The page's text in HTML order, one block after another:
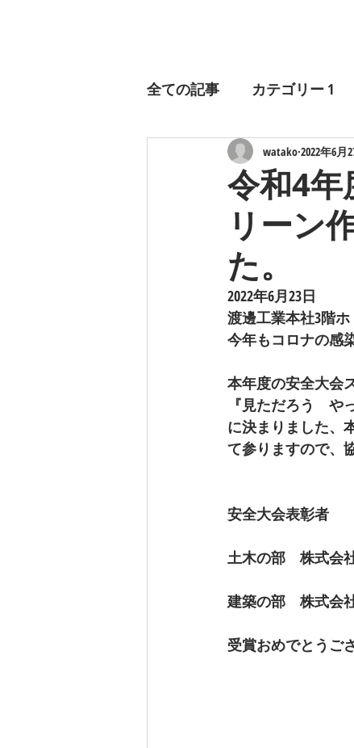
全ての記事 カテゴリー 1
令和4年
リーン
た。
watako 2022年6月
2022年6月23日
渡邊工業本社3階
今年もコロナの感
本年度の安全大会
『見ただろう　や
に決まりました、
て参りますので、
安全大会表彰者
土木の部　株式会
建築の部　株式会
受賞おめでとうご